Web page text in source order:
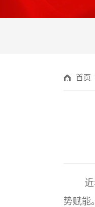
首页
势赋能。